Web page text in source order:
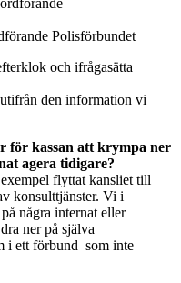
Polisförbundet
och ifrågasätta
den information vi
för kassan att krympa ner
agera tidigare?
flyttat kansliet till
konsulttjänster. Vi i
några internat eller
ner på själva
i ett förbund som inte